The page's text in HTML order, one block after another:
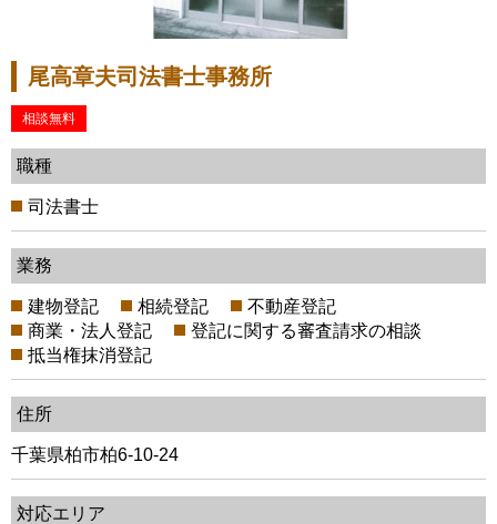
尾高章夫司法書士事務所
相談無料
職種
司法書士
業務
建物登記 相続登記
不動産登記
商業・法人登記
登記に関する審査請求の相談
抵当権抹消登記
住所
千葉県柏市柏6-10-24
対応エリア